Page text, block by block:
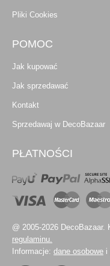
Pliki Cookies
POMOC
Jak kupować
Jak sprzedawać
Kontakt
Sprzedawaj w DecoBazaar
PŁATNOŚCI
@ 2005-2026
regulaminu.
Informacje: dane osobowe i